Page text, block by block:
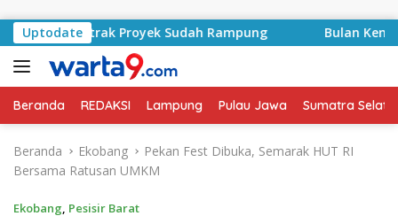
UptodateProyek Sudah Rampung Bulan Kemerdekaan,
Beranda REDAKSI Lampung Pulau Jawa Sumatra
Beranda Ekobang
Pekan Fest Dibuka, Semarak HUT RI
Bersama Ratusan UMKM
Ekobang, Pesisir Barat